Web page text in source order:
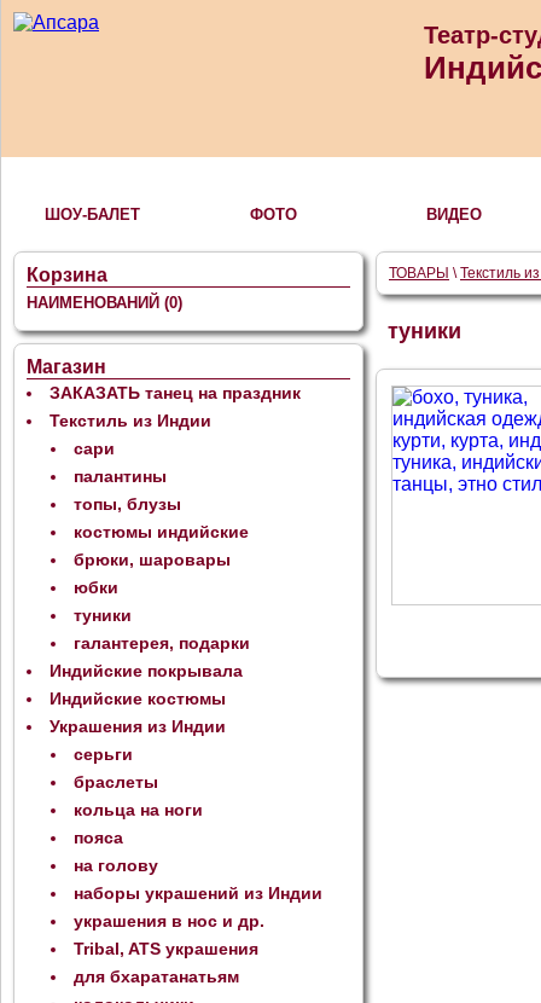
Театр-
ШОУ-БАЛЕТ ФОТО ВИДЕО
ТОВАРЫ \Текстиль
туники
Корзина
НАИМЕНОВАНИЙ (0)
Магазин
ЗАКАЗАТЬ танец на праздник
Текстиль из Индии
сари
палантины
топы, блузы
костюмы индийские
брюки, шаровары
юбки
туники
галантерея, подарки
Индийские покрывала
Индийские костюмы
Украшения из Индии
серьги
браслеты
кольца на ноги
пояса
на голову
наборы украшений из Индии
украшения в нос и др.
Tribal, ATS украшения
для бхаратанатьям